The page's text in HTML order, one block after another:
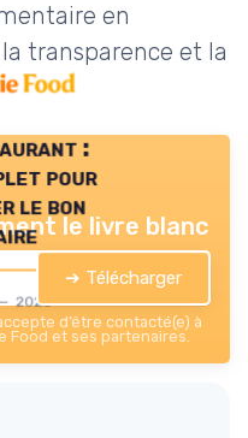
en
transparence et la
:
pour
le bon
2026
le livre blanc
➔ Télécharger
d’être contacté(e) à
Food et ses partenaires.